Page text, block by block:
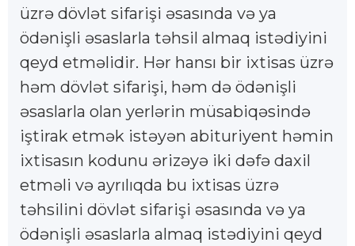
üzrə dövlət sifarişi əsasında və ya
ödənişli əsaslarla təhsil almaq istədiyini
qeyd etməlidir. Hər hansı bir ixtisas üzrə
həm dövlət sifarişi, həm də ödənişli
əsaslarla olan yerlərin müsabiqəsində
iştirak etmək istəyən abituriyent həmin
ixtisasın kodunu ərizəyə iki dəfə daxil
etməli və ayrılıqda bu ixtisas üzrə
təhsilini dövlət sifarişi əsasında və ya
ödənişli əsaslarla almaq istədiyini qeyd